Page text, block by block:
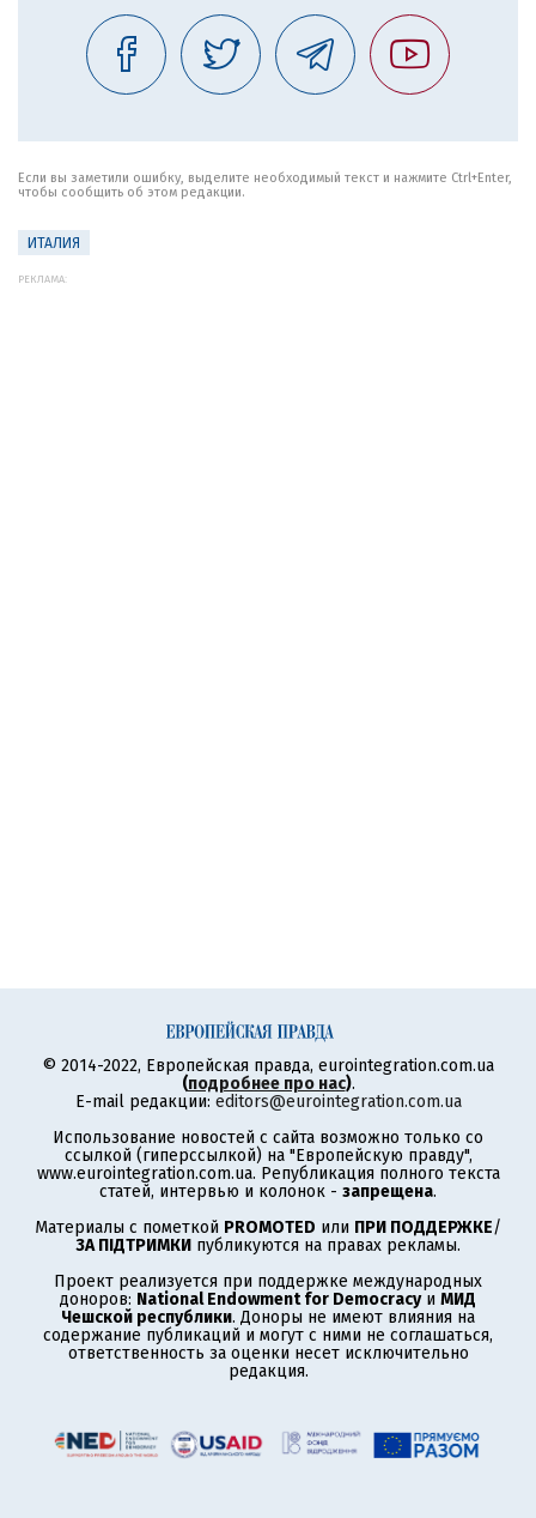
Если вы заметили ошибку, выделите необходимый текст и нажмите Ctrl+Enter,
чтобы сообщить об этом редакции.
ИТАЛИЯ
РЕКЛАМА:
© 2014-2022, Европейская правда, eurointegration.com.ua
(подробнее про нас).
E-mail редакции: editors@eurointegration.com.ua
Использование новостей с сайта возможно только со
ссылкой (гиперссылкой) на "Европейскую правду",
www.eurointegration.com.ua. Републикация полного текста
статей, интервью и колонок - запрещена.
Материалы с пометкой PROMOTED или ПРИ ПОДДЕРЖКЕ/
ЗА ПІДТРИМКИ публикуются на правах рекламы.
Проект реализуется при поддержке международных
доноров: National Endowment for Democracyи МИД
Чешской республики. Доноры не имеют влияния на
содержание публикаций и могут с ними не соглашаться,
ответственность за оценки несет исключительно
редакция.